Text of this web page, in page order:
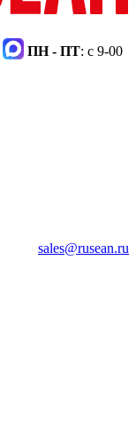
ПН - ПТ: с 9-00
sales@rusean.ru